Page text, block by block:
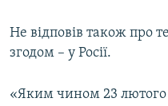
Не відповів також про
згодом – у Росії.
«Яким чином 23 лютого